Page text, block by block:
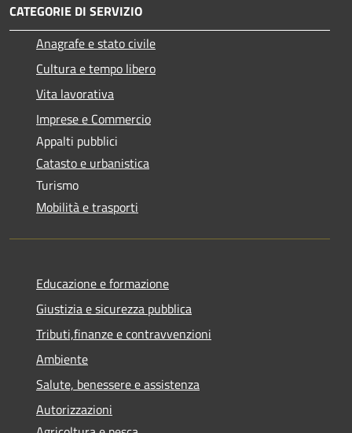
CATEGORIE DI SERVIZIO
Anagrafe e stato civile
Cultura e tempo libero
Vita lavorativa
Imprese e Commercio
Appalti pubblici
Catasto e urbanistica
Turismo
Mobilità e trasporti
Educazione e formazione
Giustizia e sicurezza pubblica
Tributi,finanze e contravvenzioni
Ambiente
Salute, benessere e assistenza
Autorizzazioni